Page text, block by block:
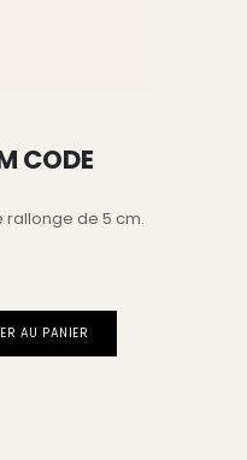
CODE
rallonge de 5 cm.
AU PANIER